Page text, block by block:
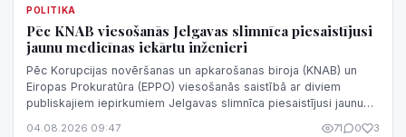
POLITIKA
Pēc KNAB viesošanās Jelgavas slimnīca piesaistījusi
jaunu medicīnas iekārtu inženieri
Pēc Korupcijas novēršanas un apkarošanas biroja (KNAB) un
Eiropas Prokuratūra (EPPO) viesošanās saistībā ar diviem
publiskajiem iepirkumiem Jelgavas slimnīca piesaistījusi jaunu
04.08.2026 09:47 71 0 3